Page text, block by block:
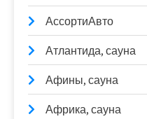
АссортиАвто
Атлантида, сауна
Афины, сауна
Африка, сауна